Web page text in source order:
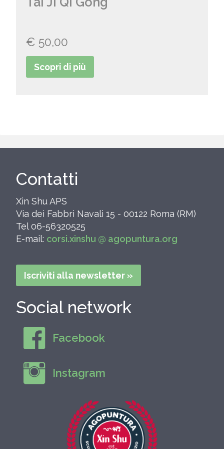
€ 50,00
Scopri di più
Contatti
Xin Shu APS
Via dei Fabbri Navali 15 - 00122 Roma (RM)
Tel 06-56320525
E-mail: corsi.xinshu @ agopuntura.org
Iscriviti alla newsletter »
Social network
Facebook
Instagram